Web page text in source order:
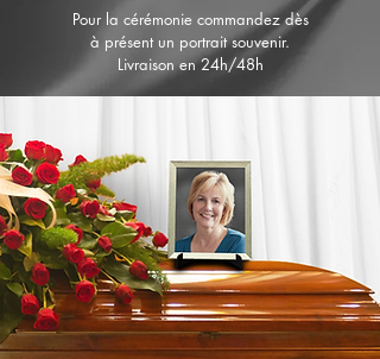
Pour la cérémonie commandez dès
à présent un portrait souvenir.
Livraison en 24h/48h